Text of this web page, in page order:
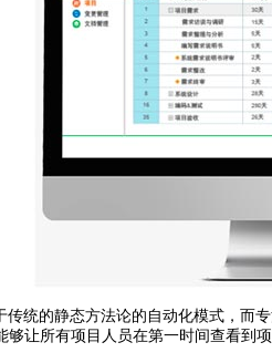
的静态方法论的自动化模式，而
让所有项目人员在第一时间查看到